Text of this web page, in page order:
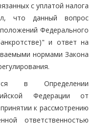
с уплатой налога
что данный вопрос
Федерального
и ответ на
нормами Закона
в Определении
Федерации от
к рассмотрению
ответственностью